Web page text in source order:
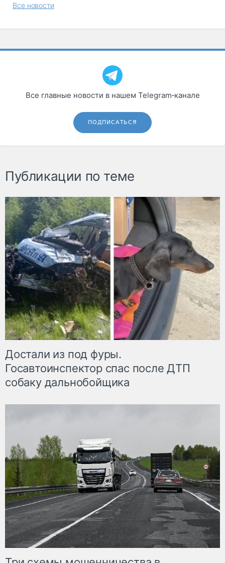
Все новости
Все главные новости в нашем Telegram‑канале
ПОДПИСАТЬСЯ
Публикации по теме
Достали из под фуры.
Госавтоинспектор спас после ДТП
собаку дальнобойщика